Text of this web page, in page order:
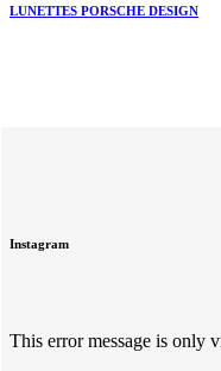
LUNETTES PORSCHE DESIGN
Instagram
This error message is only